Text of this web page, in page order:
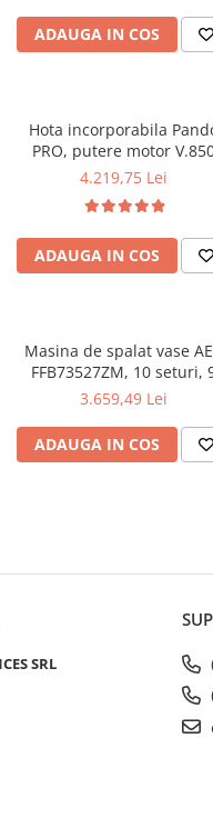
ADAUGA IN COS
Hota incorporabila
PRO, putere motor
mc/h, 52 cm, inox, A+, filtre
4.219,75 Lei
ADAUGA IN COS
Masina de spalat vase
FFB73527ZM, 10 seturi,
programe, Motor Inverter,
Afisaj digital, Inox
3.659,49 Lei
ADAUGA IN COS
SRL